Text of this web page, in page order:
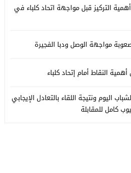
التركيز قبل مواجهة اتحاد كلباء في
مواجهة الوصل ودبا الفجيرة
النقاط أمام إتحاد كلباء
اليوم ونتيجة اللقاء بالتعادل الإيجابي
كامل للمقابلة